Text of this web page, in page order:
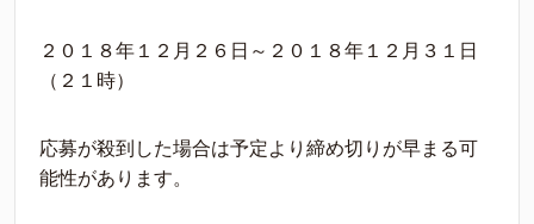
２０１８年１２月２６日～２０１８年１２月３１日
（２１時）
応募が殺到した場合は予定より締め切りが早まる可
能性があります。